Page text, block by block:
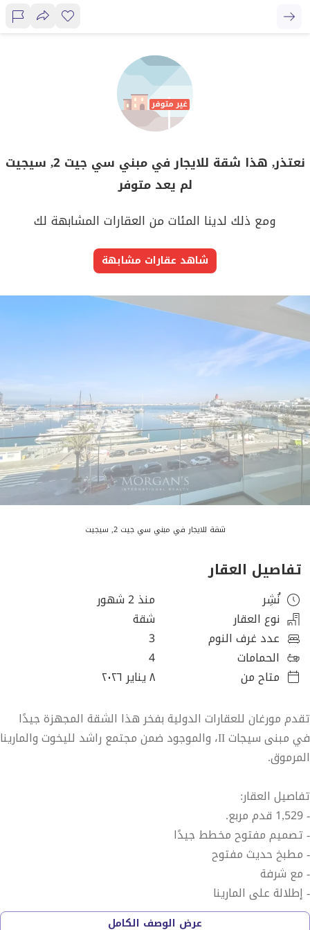
نعتذر, هذا شقة للايجار في مبني سي جيت 2, سيجيت
لم يعد متوفر
ومع ذلك لدينا المئات من العقارات المشابهة لك
شاهد عقارات مشابهة
شقة للايجار في مبني سي جيت 2, سيجيت
تفاصيل العقار
نُشِر
منذ 2 شهور
نوع العقار
شقة
عدد غرف النوم
3
الحمامات
4
متاح من
٨ يناير ٢٠٢٦
تقدم مورغان للعقارات الدولية بفخر هذا الشقة المجهزة جيدًا
في مبنى سيجات II، والموجود ضمن مجتمع راشد لليخوت والمارينا
المرموق.
تفاصيل العقار:
- 1,529 قدم مربع.
- تصميم مفتوح مخطط جيدًا
- مطبخ حديث مفتوح
- مع شرفة
- إطلالة على المارينا
عرض الوصف الكامل